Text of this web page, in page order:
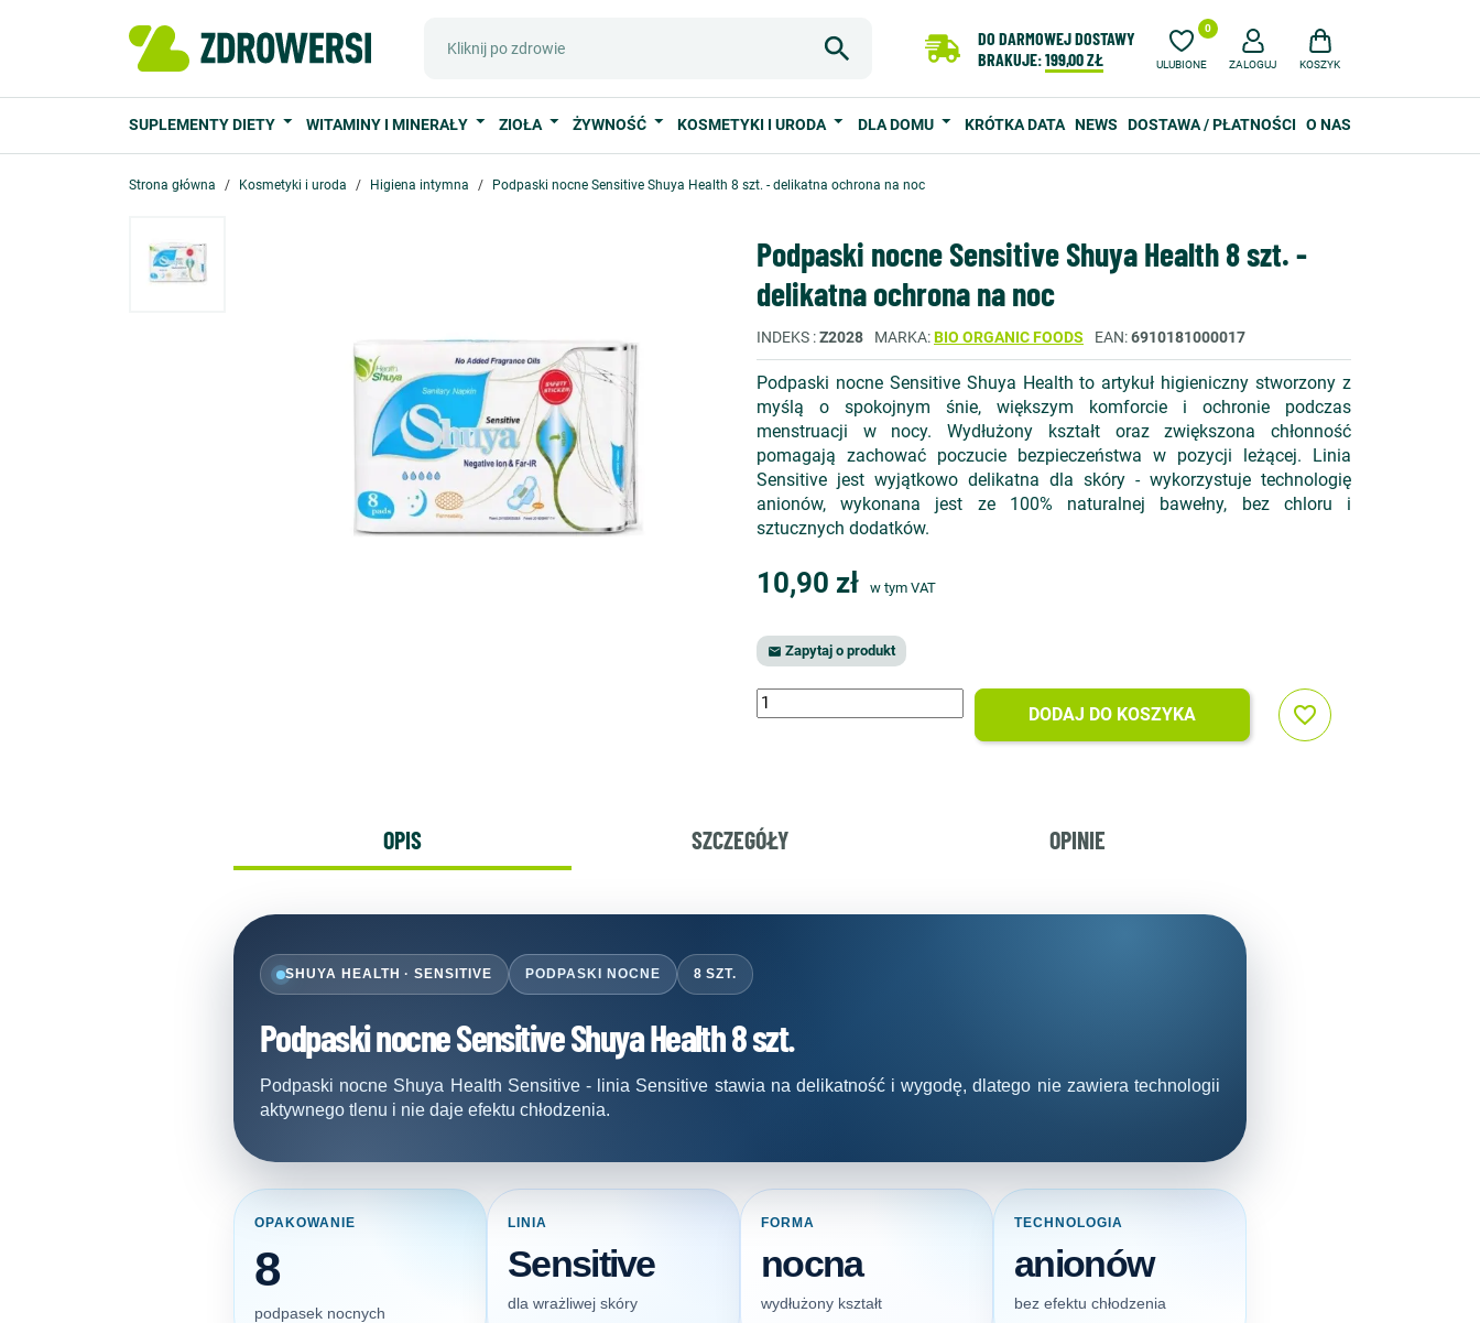
DO DARMOWEJ DOSTAWY
BRAKUJE:199,00 ZŁ ULUBIONE
0
ZALOGUJ KOSZYK
SUPLEMENTY DIETY WITAMINY I MINERAŁY ZIOŁA ŻYWNOŚĆ KOSMETYKI I URODA DLA DOMU KRÓTKA DATA NEWS DOSTAWA / PŁATNOŚCI O NAS
Strona główna Kosmetyki i uroda Higiena intymna Podpaski nocne Sensitive Shuya Health 8 szt. - delikatna ochrona na noc
Podpaski nocne Sensitive Shuya Health 8 szt. -
delikatna ochrona na noc
INDEKS Z2028 MARKA BIO ORGANIC FOODS EAN 6910181000017
Podpaski nocne Sensitive Shuya Health to artykuł higieniczny stworzony z
myślą o spokojnym śnie, większym komforcie i ochronie podczas
menstruacji w nocy. Wydłużony kształt oraz zwiększona chłonność
pomagają zachować poczucie bezpieczeństwa w pozycji leżącej. Linia
Sensitive jest wyjątkowo delikatna dla skóry - wykorzystuje technologię
anionów, wykonana jest ze 100% naturalnej bawełny, bez chloru i
sztucznych dodatków.
10,90 zł w tym VAT
 Zapytaj o produkt
DODAJ DO KOSZYKA favorite_border
OPIS SZCZEGÓŁY OPINIE
SHUYA HEALTH · SENSITIVE PODPASKI NOCNE 8 SZT.
Podpaski nocne Sensitive Shuya Health 8 szt.
Podpaski nocne Shuya Health Sensitive - linia Sensitive stawia na delikatność i wygodę, dlatego nie zawiera technologii
aktywnego tlenu i nie daje efektu chłodzenia.
OPAKOWANIE
8
podpasek nocnych
LINIA
Sensitive
dla wrażliwej skóry
FORMA
nocna
wydłużony kształt
TECHNOLOGIA
anionów
bez efektu chłodzenia